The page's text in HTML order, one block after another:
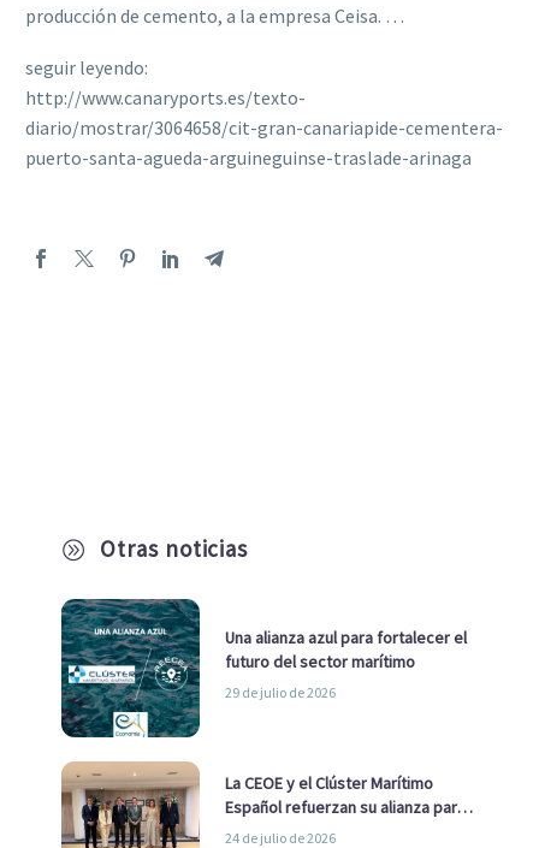
A Otras noticias
Una alianza azul para fortalecer el
futuro del sector marítimo
29 de julio de 2026
La CEOE y el Clúster Marítimo
Español refuerzan su alianza para
impulsar una estrategia Nacional
24 de julio de 2026
producción de cemento, a la empresa Ceisa. …
seguir leyendo:
http://www.canaryports.es/texto-
diario/mostrar/3064658/cit-gran-canariapide-cementera-
puerto-santa-agueda-arguineguinse-traslade-arinaga